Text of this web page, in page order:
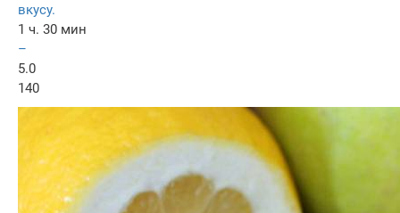
вкусу.
1 ч. 30 мин
–
5.0
140